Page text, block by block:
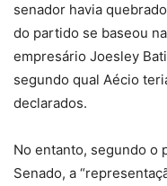
senador havia
do partido se baseou
empresário Joesley
segundo qual Aécio
declarados.
No entanto, segundo o
Senado, a